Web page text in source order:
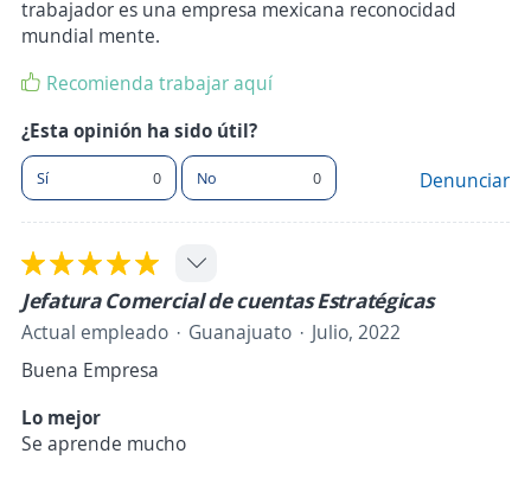
trabajador es una empresa mexicana reconocidad
mundial mente.
Recomienda trabajar aquí
¿Esta opinión ha sido útil?
Sí 0 No 0 Denunciar
Jefatura Comercial de cuentas Estratégicas
Actual empleado Guanajuato
Julio, 2022
Buena Empresa
Lo mejor
Se aprende mucho